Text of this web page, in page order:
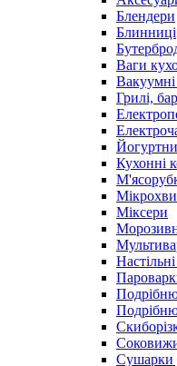
Блендери
Блинниці
Ваги
Грилі,
Кухонні
Міксери
Сушарки